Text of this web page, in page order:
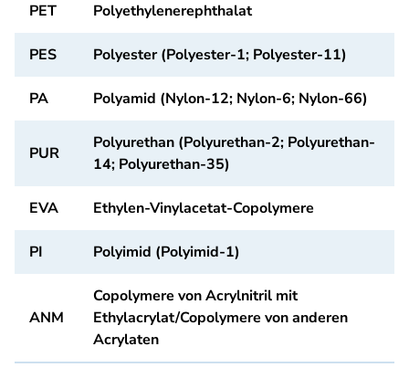
PET Polyethylenerephthalat
PES Polyester (Polyester-1; Polyester-11)
PA Polyamid (Nylon-12; Nylon-6; Nylon-66)
PUR
Polyurethan (Polyurethan-2; Polyurethan-
14; Polyurethan-35)
EVA Ethylen-Vinylacetat-Copolymere
PI Polyimid (Polyimid-1)
ANM
Copolymere von Acrylnitril mit
Ethylacrylat/Copolymere von anderen
Acrylaten